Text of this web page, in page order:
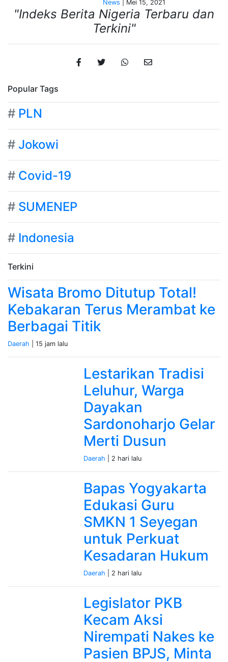
News | Mei 15, 2021
"Indeks Berita Nigeria Terbaru dan
Terkini"
Popular Tags
# PLN
# Jokowi
# Covid-19
# SUMENEP
# Indonesia
Terkini
Wisata Bromo Ditutup Total!
Kebakaran Terus Merambat ke
Berbagai Titik
Daerah | 15 jam lalu
Lestarikan Tradisi
Leluhur, Warga
Dayakan
Sardonoharjo Gelar
Merti Dusun
Daerah | 2 hari lalu
Bapas Yogyakarta
Edukasi Guru
SMKN 1 Seyegan
untuk Perkuat
Kesadaran Hukum
Daerah | 2 hari lalu
Legislator PKB
Kecam Aksi
Nirempati Nakes ke
Pasien BPJS, Minta